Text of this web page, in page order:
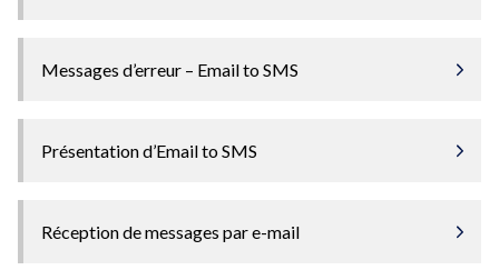
Messages d’erreur – Email to SMS
Présentation d’Email to SMS
Réception de messages par e-mail